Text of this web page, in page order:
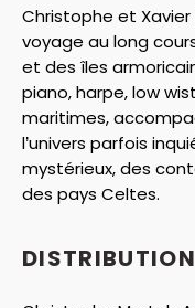
Christophe et
voyage au long
et des îles
piano, harpe, low
maritimes,
l’univers parfois
mystérieux, des
des pays Celtes.
DISTRIBUTION